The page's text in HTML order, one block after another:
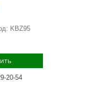
KBZ95
20-54